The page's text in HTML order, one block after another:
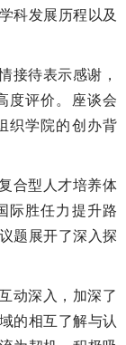
科发展历程以及
接待表示感谢，
度评价。座谈会
织学院的创办背
合型人才培养体
际胜任力提升路
题展开了深入探
动深入，加深了
的相互了解与认